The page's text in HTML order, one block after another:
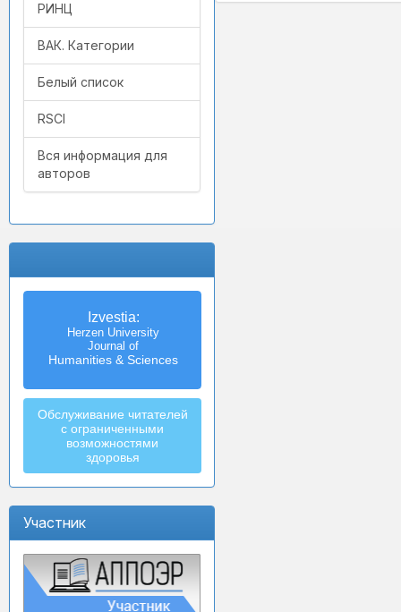
РИНЦ
ВАК. Категории
Белый список
RSCI
Вся информация для
авторов
Izvestia:
Herzen University
Journal of
Humanities & Sciences
Обслуживание читателей
с ограниченными
возможностями
здоровья
Участник